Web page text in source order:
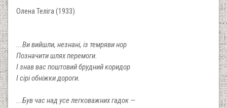
Олена Теліга (1933)
...Ви вийшли, незнані, із темряви нор
Позначити шлях перемоги.
І знав вас поштовий брудний коридор
І сірі обніжки дороги.
...Був час над усе легковажних гадок —